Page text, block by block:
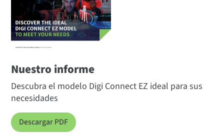
Nuestro informe
Descubra el modelo Digi Connect EZ ideal para sus
necesidades
Descargar PDF